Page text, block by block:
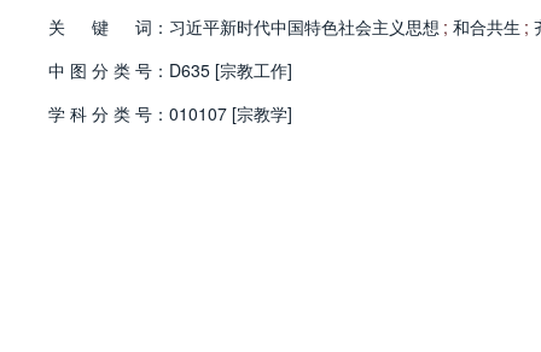
关
键 词： 习近平新时代中国特色社会主义思想 ; 和合共生 ;
中 图 分 类 号： D635 [宗教工作]
学 科 分 类 号： 010107 [宗教学]